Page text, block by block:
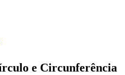
e Circunferência